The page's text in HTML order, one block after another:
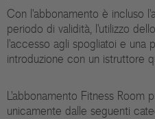
Con l'abbonamento è incluso
periodo di validità, l'utilizzo
l'accesso agli spogliatoi e una
introduzione con un istruttore
L'abbonamento Fitness Room
unicamente dalle seguenti